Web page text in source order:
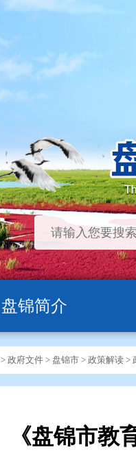
盘锦简介
> 政府文件 > 盘锦市 > 政策解读 >
《盘锦市教